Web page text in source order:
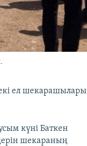
ел шекарашылары
күні Баткен
шекараның